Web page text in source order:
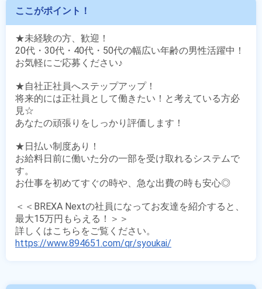
ここがポイント！
★未経験の方、歓迎！
20代・30代・40代・50代の幅広い年齢の男性活躍中！
お気軽にご応募ください♪
★自社正社員へステップアップ！
将来的には正社員として働きたい！と考えている方必
見☆
あなたの頑張りをしっかり評価します！
★日払い制度あり！
お給料日前に働いた分の一部を受け取れるシステムで
す。
お仕事を初めてすぐの時や、急な出費の時も安心◎
＜＜BREXA Nextの社員になってお友達を紹介すると、
最大15万円もらえる！＞＞
https://www.894651.com/qr/syoukai/